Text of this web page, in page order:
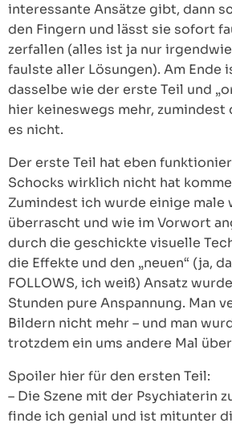
interessante Ansätze gibt, dann
den Fingern und lässt sie sofort
zerfallen (alles ist ja nur
faulste aller Lösungen). Am Ende
dasselbe wie der erste Teil und
hier keineswegs mehr, zumindest
es nicht.
Der erste Teil hat eben
Schocks wirklich nicht hat
Zumindest ich wurde einige male
überrascht und wie im Vorwort
durch die geschickte visuelle
die Effekte und den „neuen“ (ja,
FOLLOWS, ich weiß) Ansatz
Stunden pure Anspannung. Man
Bildern nicht mehr – und man
trotzdem ein ums andere Mal
Spoiler hier für den ersten Teil:
– Die Szene mit der Psychiaterin
finde ich genial und ist mitunter